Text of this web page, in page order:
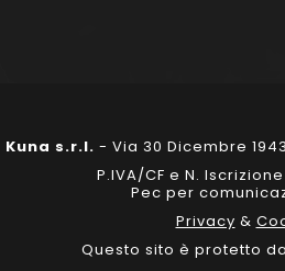
Kuna s.r.l. - Via 30 Dicembre
P.IVA/CF e N.
Pec per
Privacy &
Questo sito è protetto